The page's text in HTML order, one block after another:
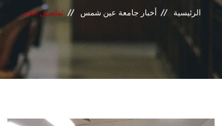
المراكز والوحدات
الأنظمة الذكية
الإعلام
الطلاب
الرئيسية أخبار جامعة عين شمس تفاصيل الخبر